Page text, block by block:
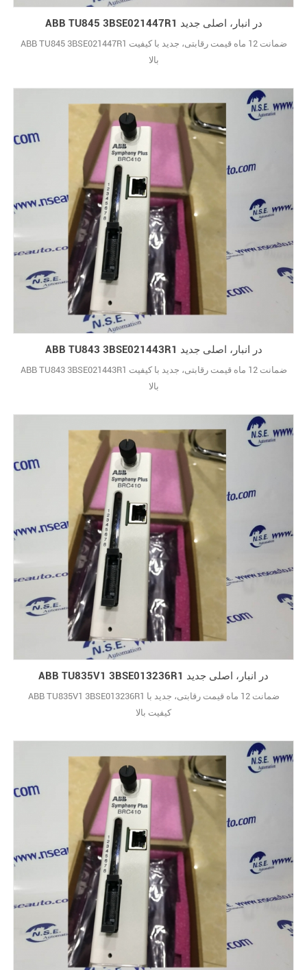
ABB TU845 3BSE021447R1 در انبار، اصلی جدید
ABB TU845 3BSE021447R1 ضمانت 12 ماه قیمت رقابتی، جدید با کیفیت
بالا
ABB TU843 3BSE021443R1 در انبار، اصلی جدید
ABB TU843 3BSE021443R1 ضمانت 12 ماه قیمت رقابتی، جدید با کیفیت
بالا
ABB TU835V1 3BSE013236R1 در انبار، اصلی جدید
ABB TU835V1 3BSE013236R1 ضمانت 12 ماه قیمت رقابتی، جدید با
کیفیت بالا